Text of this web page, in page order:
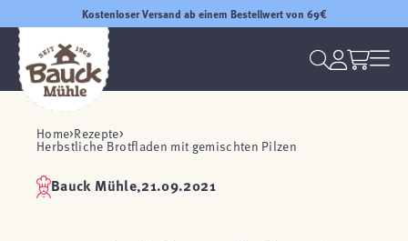
Kostenloser Versand ab einem Bestellwert von 69€
Home Rezepte
Herbstliche Brotfladen mit gemischten Pilzen
Bauck Mühle,21.09.2021